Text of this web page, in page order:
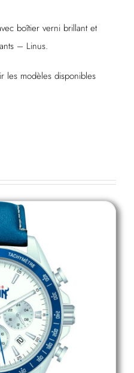
boîtier verni brillant et
– Linus.
les modèles disponibles